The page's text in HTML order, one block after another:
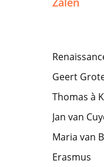
Geert
Thomas à
Jan van
Maria van
Erasmus